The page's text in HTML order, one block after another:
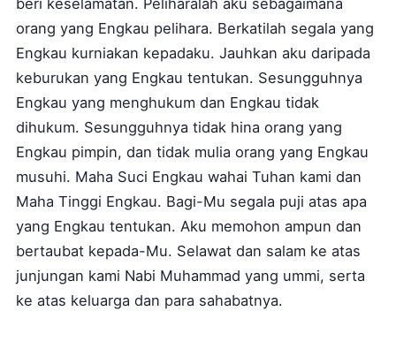
beri keselamatan. Peliharalah aku sebagaimana
orang yang Engkau pelihara. Berkatilah segala yang
Engkau kurniakan kepadaku. Jauhkan aku daripada
keburukan yang Engkau tentukan. Sesungguhnya
Engkau yang menghukum dan Engkau tidak
dihukum. Sesungguhnya tidak hina orang yang
Engkau pimpin, dan tidak mulia orang yang Engkau
musuhi. Maha Suci Engkau wahai Tuhan kami dan
Maha Tinggi Engkau. Bagi-Mu segala puji atas apa
yang Engkau tentukan. Aku memohon ampun dan
bertaubat kepada-Mu. Selawat dan salam ke atas
junjungan kami Nabi Muhammad yang ummi, serta
ke atas keluarga dan para sahabatnya.